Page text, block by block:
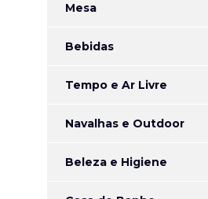
Mesa
Bebidas
Tempo e Ar Livre
Navalhas e Outdoor
Beleza e Higiene